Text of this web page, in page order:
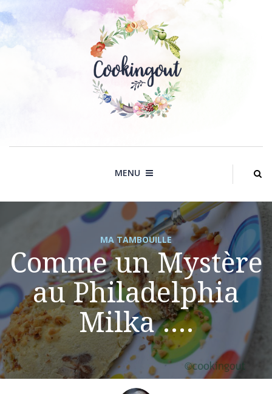
to
MENU
MA TAMBOUILLE
Comme un Mystère
au Philadelphia
Milka ….